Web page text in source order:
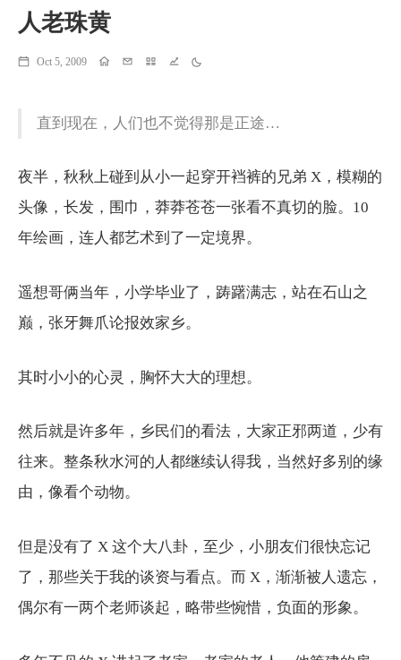
人老珠黄
Oct 5, 2009 Home Email ProjectsRunning
直到现在，人们也不觉得那是正途…
夜半，秋秋上碰到从小一起穿开裆裤的兄弟 X，模糊的
头像，长发，围巾，莽莽苍苍一张看不真切的脸。10
年绘画，连人都艺术到了一定境界。
遥想哥俩当年，小学毕业了，踌躇满志，站在石山之
巅，张牙舞爪论报效家乡。
其时小小的心灵，胸怀大大的理想。
然后就是许多年，乡民们的看法，大家正邪两道，少有
往来。整条秋水河的人都继续认得我，当然好多别的缘
由，像看个动物。
但是没有了 X 这个大八卦，至少，小朋友们很快忘记
了，那些关于我的谈资与看点。而 X，渐渐被人遗忘，
偶尔有一两个老师谈起，略带些惋惜，负面的形象。